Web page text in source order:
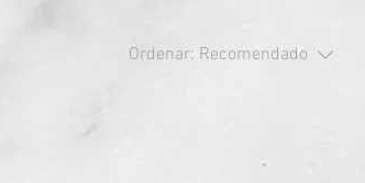
Ordenar: Recomendado